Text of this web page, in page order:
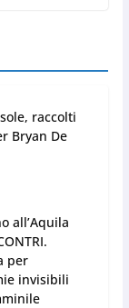
raccolti
Bryan De
all’Aquila
per
invisibili